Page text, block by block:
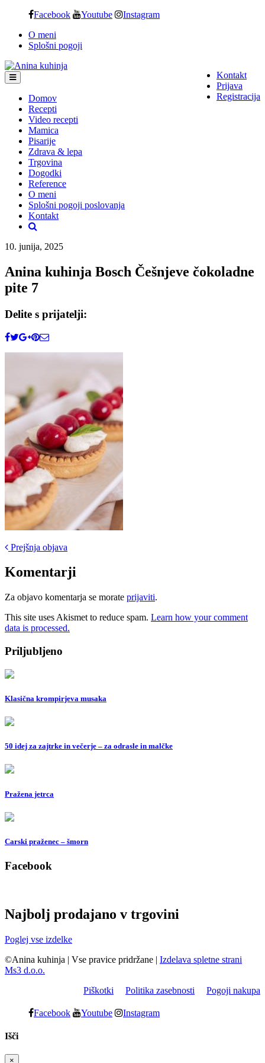
content
Facebook Youtube Instagram
O meni
Splošni pogoji
Kontakt
Prijava
Registracija
Domov
Recepti
Video recepti
Mamica
Pisarije
Zdrava & lepa
Trgovina
Dogodki
Reference
O meni
Splošni pogoji poslovanja
Kontakt
10. junija, 2025
Anina kuhinja Bosch Češnjeve čokoladne
pite 7
Delite s prijatelji:
Post
navigation
Prejšnja objava
Komentarji
Za objavo komentarja se morate prijaviti.
This site uses Akismet to reduce spam. Learn how your comment
data is processed.
Priljubljeno
Klasična krompirjeva musaka
50 idej za zajtrke in večerje – za odrasle in malčke
Pražena jetrca
Carski praženec – šmorn
Facebook
Najbolj prodajano v trgovini
Poglej vse izdelke
©Anina kuhinja | Vse pravice pridržane | Izdelava spletne strani
Ms3 d.o.o.
Piškotki
Politika zasebnosti Pogoji nakupa
Facebook Youtube Instagram
Išči
×